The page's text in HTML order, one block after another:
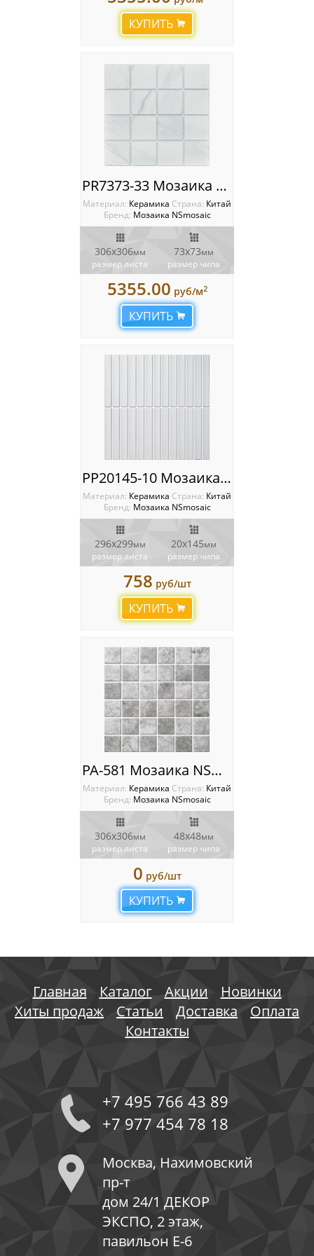
Мозаика Starmosaic
Мозаика Опера Декора
КУПИТЬ
PR7373-33 Мозаика NSmosaic
Материал: Керамика Cтрана: Китай
Бренд: Мозаика NSmosaic
306х306мм
размер листа
73х73мм
размер чипа
5355.00 руб/м2
КУПИТЬ
PP20145-10 Мозаика NSmosaic
Материал: Керамика Cтрана: Китай
Бренд: Мозаика NSmosaic
296x299мм
размер листа
20x145мм
размер чипа
758 руб/шт
КУПИТЬ
PA-581 Мозаика NSmosaic
Материал: Керамика Cтрана: Китай
Бренд: Мозаика NSmosaic
306x306мм
размер листа
48x48мм
размер чипа
0 руб/шт
КУПИТЬ
Главная Каталог Акции
Новинки
Хиты продаж
Статьи Доставка
Оплата
Контакты
+7 495 766 43 89
+7 977 454 78 18
Москва, Нахимовский
пр-т
дом 24/1 ДЕКОР
ЭКСПО, 2 этаж,
павильон Е-6